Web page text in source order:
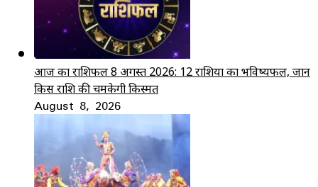
आज का राशिफल 8 अगस्त 2026: 12 राशियों का भविष्यफल, जानें
किस राशि की चमकेगी किस्मत
August 8, 2026